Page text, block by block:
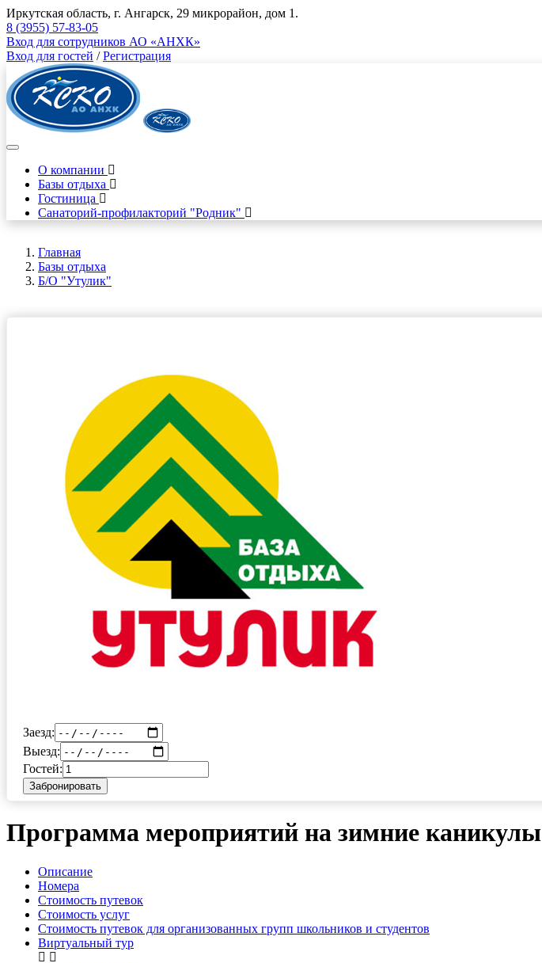
Иркутская область, г. Ангарск, 29 микрорайон, дом 1.
8 (3955) 57-83-05
Вход для сотрудников АО «АНХК»
Вход для гостей /Регистрация
О компании
Базы отдыха
Гостиница
Санаторий-профилакторий "Родник"
Главная
Базы отдыха
Б/О "Утулик"
Заезд:
Выезд:
Гостей:
Забронировать
Программа мероприятий на зимние каникулы
Описание
Номера
Стоимость путевок
Стоимость услуг
Стоимость путевок для организованных групп школьников и студентов
Виртуальный тур